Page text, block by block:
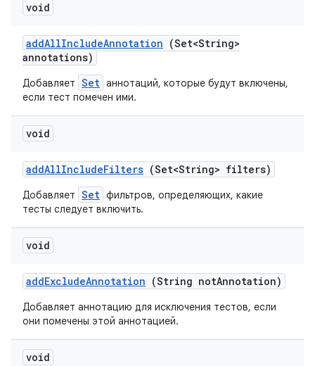
void
addAllIncludeAnnotation (Set<String>
annotations)
Добавляет Set аннотаций, которые будут включены,
если тест помечен ими.
void
addAllIncludeFilters (Set<String> filters)
Добавляет Set фильтров, определяющих, какие
тесты следует включить.
void
addExcludeAnnotation (String notAnnotation)
Добавляет аннотацию для исключения тестов, если
они помечены этой аннотацией.
void